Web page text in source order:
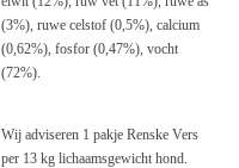
(3%), ruwe celstof (0,5%), calcium
(0,62%), fosfor (0,47%), vocht
(72%).
Wij adviseren 1 pakje Renske Vers
per 13 kg lichaamsgewicht hond.